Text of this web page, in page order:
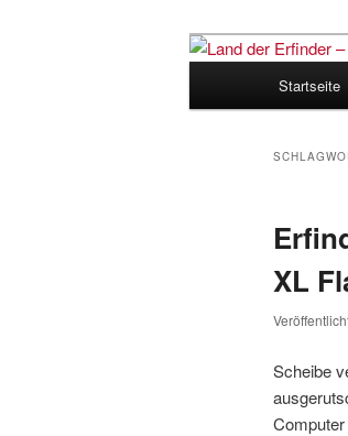
für
Startseite
XL
Scheibe